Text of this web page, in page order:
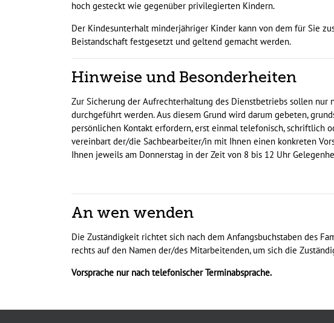
hoch gesteckt wie gegenüber privilegierten Kindern.
Der Kindesunterhalt minderjähriger Kinder kann von dem für Sie
Beistandschaft festgesetzt und geltend gemacht werden.
Hinweise und Besonderheiten
Zur Sicherung der Aufrechterhaltung des Dienstbetriebs sollen nur
durchgeführt werden. Aus diesem Grund wird darum gebeten,
persönlichen Kontakt erfordern, erst einmal telefonisch, schriftlich
vereinbart der/die Sachbearbeiter/in mit Ihnen einen konkreten
Ihnen jeweils am Donnerstag in der Zeit von 8 bis 12 Uhr
An wen wenden
Die Zuständigkeit richtet sich nach dem Anfangsbuchstaben des
rechts auf den Namen der/des Mitarbeitenden, um sich die
Vorsprache nur nach telefonischer Terminabsprache.